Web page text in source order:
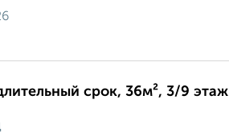
срок, 36м², 3/9 этаж